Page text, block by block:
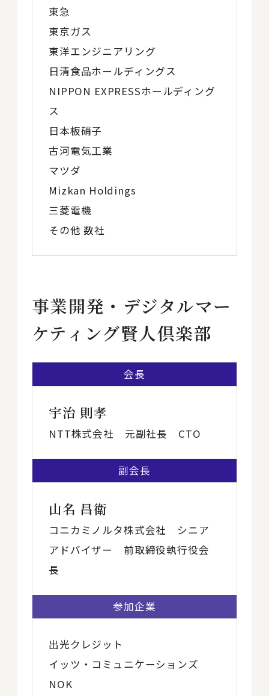
東急
東京ガス
東洋エンジニアリング
日清食品ホールディングス
NIPPON EXPRESSホールディング
ス
日本板硝子
古河電気工業
マツダ
Mizkan Holdings
三菱電機
その他 数社
事業開発・デジタルマー
ケティング賢人倶楽部
会長
宇治 則孝
NTT株式会社 元副社長 CTO
副会長
山名 昌衛
コニカミノルタ株式会社 シニア
アドバイザー 前取締役執行役会
長
参加企業
出光クレジット
イッツ・コミュニケーションズ
NOK